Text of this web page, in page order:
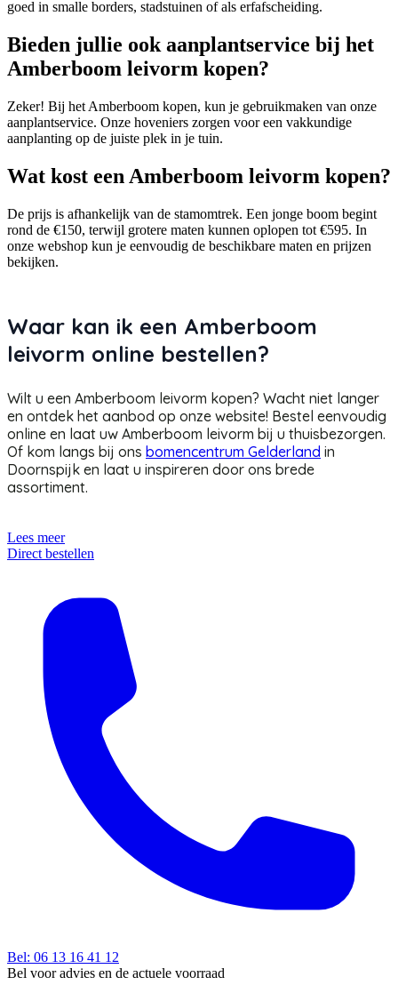
goed in smalle borders, stadstuinen of als erfafscheiding.
Bieden jullie ook aanplantservice bij het
Amberboom leivorm kopen?
Zeker! Bij het Amberboom kopen, kun je gebruikmaken van onze
aanplantservice. Onze hoveniers zorgen voor een vakkundige
aanplanting op de juiste plek in je tuin.
Wat kost een Amberboom leivorm kopen?
De prijs is afhankelijk van de stamomtrek. Een jonge boom begint
rond de €150, terwijl grotere maten kunnen oplopen tot €595. In
onze webshop kun je eenvoudig de beschikbare maten en prijzen
bekijken.
Waar kan ik een Amberboom
leivorm online bestellen?
Wilt u een Amberboom leivorm kopen? Wacht niet langer
en ontdek het aanbod op onze website! Bestel eenvoudig
online en laat uw Amberboom leivorm bij u thuisbezorgen.
Of kom langs bij ons bomencentrum Gelderland in
Doornspijk en laat u inspireren door ons brede
assortiment.
Lees meer
Direct bestellen
Bel: 06 13 16 41 12
Bel voor advies en de actuele voorraad